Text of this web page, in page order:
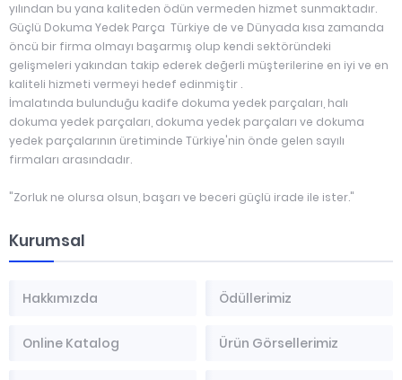
yılından bu yana kaliteden ödün vermeden hizmet sunmaktadır.
Güçlü Dokuma Yedek Parça Türkiye de ve Dünyada kısa zamanda
öncü bir firma olmayı başarmış olup kendi sektöründeki
gelişmeleri yakından takip ederek değerli müşterilerine en iyi ve en
kaliteli hizmeti vermeyi hedef edinmiştir .
İmalatında bulunduğu kadife dokuma yedek parçaları, halı
dokuma yedek parçaları, dokuma yedek parçaları ve dokuma
yedek parçalarının üretiminde Türkiye'nin önde gelen sayılı
firmaları arasındadır.
"Zorluk ne olursa olsun, başarı ve beceri güçlü irade ile ister."
Kurumsal
Hakkımızda Ödüllerimiz
Online Katalog Ürün Görsellerimiz